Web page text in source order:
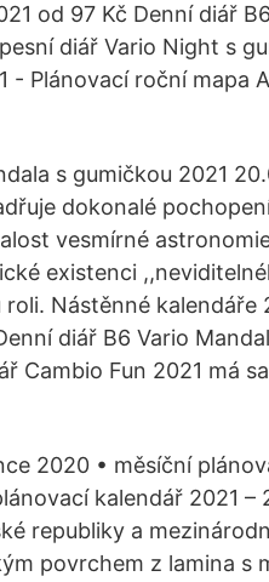
od 97 Kč Denní diář
diář Vario Night s
- Plánovací roční mapa
s gumičkou 2021
dokonalé
vesmírné
existenci
Nástěnné kalendáře
diář B6 Vario
Cambio Fun 2021 má
2020 • měsíční
kalendář 2021
republiky a
povrchem z lamina s